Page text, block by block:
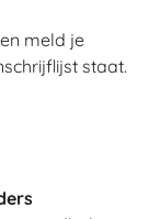
meld je
staat.